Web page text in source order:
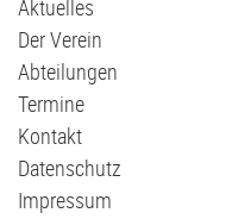
überspringen
Aktuelles
Der Verein
Abteilungen
Termine
Kontakt
Datenschutz
Impressum